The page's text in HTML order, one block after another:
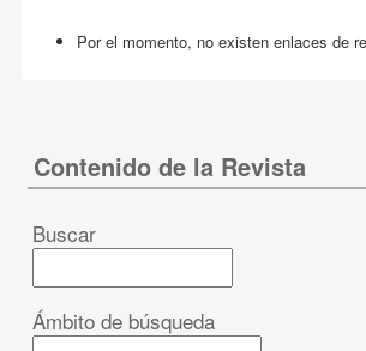
Por el momento, no existen enlaces de
Contenido de la Revista
Buscar
Ámbito de búsqueda